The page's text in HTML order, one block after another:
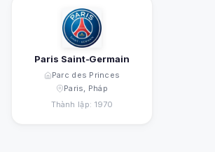
Paris Saint-Germain
Parc des Princes
Paris, Pháp
Thành lập: 1970